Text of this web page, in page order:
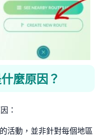
麼原因？
：
活動，並非針對每個地區